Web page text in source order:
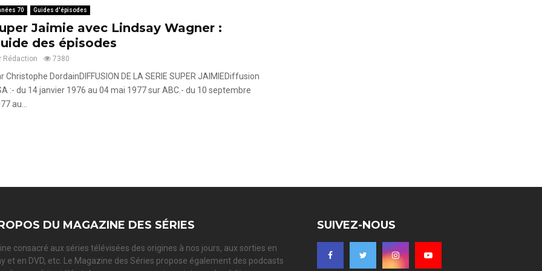
70 Guides d'épisodes
Jaimie avec Lindsay Wagner :
des épisodes
Rédaction 7380
Christophe DordainDIFFUSION DE LA SERIE SUPER JAIMIEDiffusion
:- du 14 janvier 1976 au 04 mai 1977 sur ABC.- du 10 septembre
au...
DU MAGAZINE DES SÉRIES
consacré aux séries télévisées des origines à nos jours, aux sorties en
et en DVD, etc. Le Magazine des Séries propose également des podcasts
SUIVEZ-NOUS